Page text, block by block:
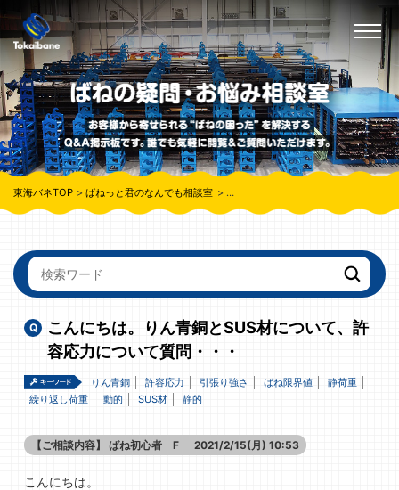
東海バネTOP ばねっと君のなんでも相談室 こんにちは。りん青銅とSUS材につい
こんにちは。りん青銅とSUS材について、許
容応力について質問・・・
りん青銅 許容応力 引張り強さ ばね限界値
静荷重
繰り返し荷重
動的 SUS材 静的
【ご相談内容】 ばね初心者 F 2021/2/15(月) 10:53
こんにちは。